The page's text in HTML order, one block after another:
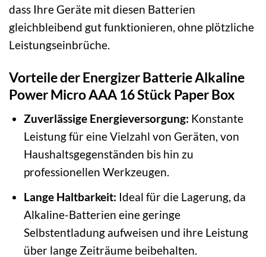
dass Ihre Geräte mit diesen Batterien
gleichbleibend gut funktionieren, ohne plötzliche
Leistungseinbrüche.
Vorteile der Energizer Batterie Alkaline
Power Micro AAA 16 Stück Paper Box
Zuverlässige Energieversorgung: Konstante
Leistung für eine Vielzahl von Geräten, von
Haushaltsgegenständen bis hin zu
professionellen Werkzeugen.
Lange Haltbarkeit: Ideal für die Lagerung, da
Alkaline-Batterien eine geringe
Selbstentladung aufweisen und ihre Leistung
über lange Zeiträume beibehalten.